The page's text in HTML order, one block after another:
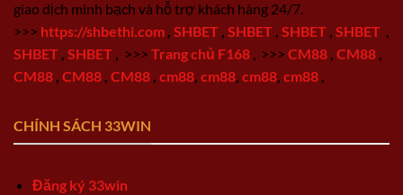
giao dịch minh bạch và hỗ trợ khách hàng 24/7.
>>> https://shbethi.com SHBET SHBET SHBET SHBET
SHBET SHBET >>> Trang chủ F168 >>> CM88 CM88
CM88 CM88 CM88 cm88 cm88 cm88 cm88
CHÍNH SÁCH 33WIN
Đăng ký 33win